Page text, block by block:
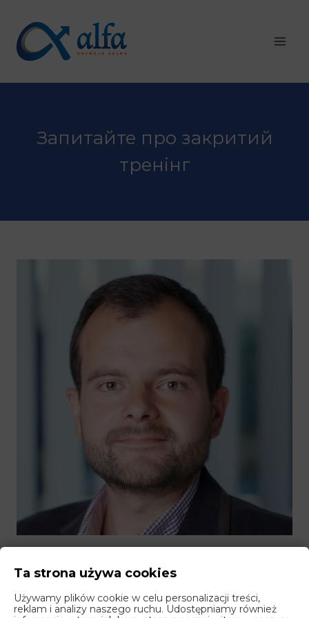
змісту
Запитайте про закритий
тренінг
Вас цікавить закритий тренінг з
Ta strona używa cookies
Używamy plików cookie w celu personalizacji treści,
reklam i analizy naszego ruchu. Udostępniamy również